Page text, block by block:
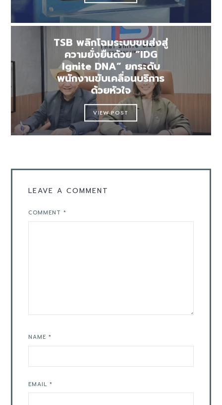
TSB พลิกโฉมระบบขนส่งสู่
ความยั่งยืนด้วย “IDG
Ignite DNA” ยกระดับ
พนักงานขับเคลื่อนบริการ
ด้วยหัวใจ
VIEW POST
LEAVE A COMMENT
COMMENT*
NAME*
EMAIL*